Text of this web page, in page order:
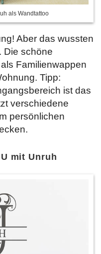
als Wandtattoo
Aber das wussten
Die schöne
Familienwappen
Tipp:
ist das
verschiedene
persönlichen
mit Unruh